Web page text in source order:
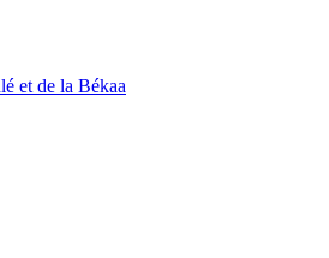
et de la Békaa